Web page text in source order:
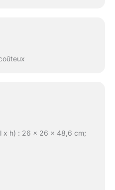
x h) : 26 x 26 x 48,6 cm;